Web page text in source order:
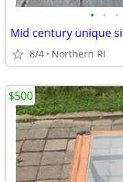
• • •
Mid century unique
8/4 Northern RI
$500